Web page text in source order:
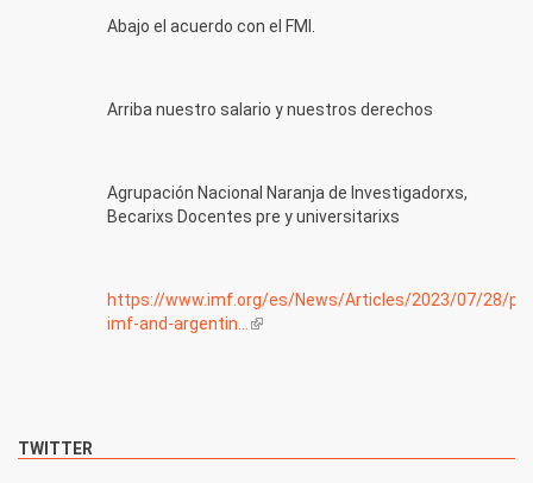
Abajo el acuerdo con el FMI.
Arriba nuestro salario y nuestros derechos
Agrupación Nacional Naranja de Investigadorxs,
Becarixs Docentes pre y universitarixs
https://www.imf.org/es/News/Articles/2023/07/28/
imf-and-argentin...
(link is external)
TWITTER